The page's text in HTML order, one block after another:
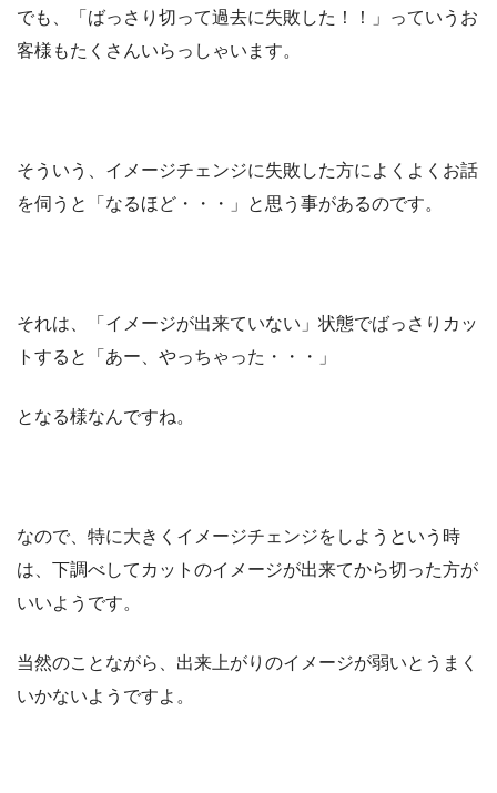
でも、「ばっさり切って過去に失敗した！！」っていうお
客様もたくさんいらっしゃいます。
そういう、イメージチェンジに失敗した方によくよくお話
を伺うと「なるほど・・・」と思う事があるのです。
それは、「イメージが出来ていない」状態でばっさりカッ
トすると「あー、やっちゃった・・・」
となる様なんですね。
なので、特に大きくイメージチェンジをしようという時
は、下調べしてカットのイメージが出来てから切った方が
いいようです。
当然のことながら、出来上がりのイメージが弱いとうまく
いかないようですよ。